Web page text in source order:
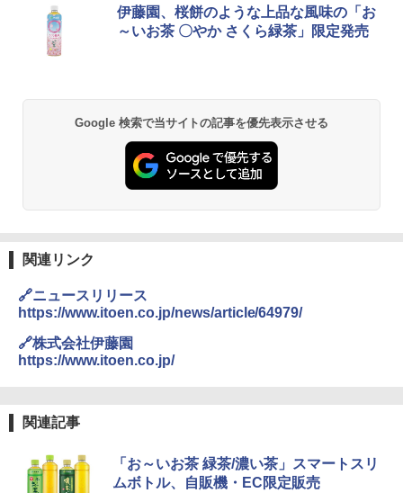
伊藤園、桜餅のような上品な風味の「お
～いお茶 〇やか さくら緑茶」限定発売
Google 検索で当サイトの記事を優先表示させる
関連リンク
🔗ニュースリリース
https://www.itoen.co.jp/news/article/64979/
🔗株式会社伊藤園
https://www.itoen.co.jp/
関連記事
「お～いお茶 緑茶/濃い茶」スマートスリ
ムボトル、自販機・EC限定販売